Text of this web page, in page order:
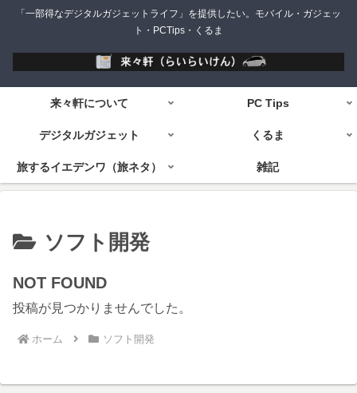
「一部得なデジタルガジェットライフ」を提供したい。モバイル・ガジェッ
ト・PCTips・くるま
来々軒について PC Tips
デジタルガジェット くるま
旅するイエデンワ（旅ネタ） 雑記
ソフト開発
NOT FOUND
投稿が見つかりませんでした。
ホーム ソフト開発